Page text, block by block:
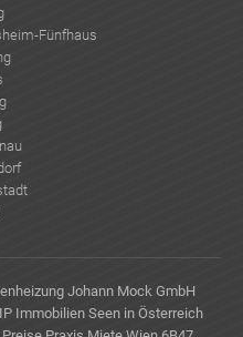
Fünfhaus
Johann Mock GmbH
Immobilien Seen in Österreich